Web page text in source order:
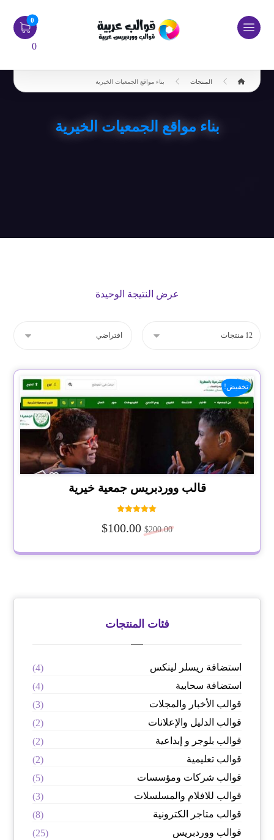
0
المنتجات بناء مواقع الجمعيات الخيرية
بناء مواقع الجمعيات الخيرية
عرض النتيجة الوحيدة
قالب ووردبريس جمعية خيرية
5.00
من 5
$200.00
$100.00
تخفيض!
فئات المنتجات
استضافة ريسلر لينكس
(4)
استضافة سحابية
(4)
قوالب الأخبار والمجلات
(3)
قوالب الدليل والإعلانات
(2)
قوالب بلوجر و إبداعية
(2)
قوالب تعليمية
(2)
قوالب شركات ومؤسسات
(5)
قوالب للافلام والمسلسلات
(3)
قوالب متاجر الكترونية
(8)
قوالب ووردبريس
(25)